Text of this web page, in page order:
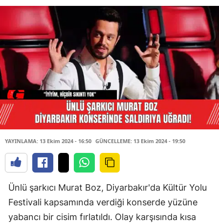
YAYINLAMA: 13 Ekim 2024 - 16:50 GÜNCELLEME: 13 Ekim 2024 - 19:50
Ünlü şarkıcı Murat Boz, Diyarbakır'da Kültür Yolu
Festivali kapsamında verdiği konserde yüzüne
yabancı bir cisim fırlatıldı. Olay karşısında kısa